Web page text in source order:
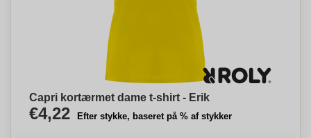
Capri kortærmet dame t-shirt - Erik
€4,22 Efter stykke, baseret på % af stykker